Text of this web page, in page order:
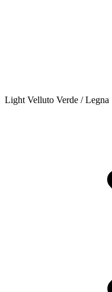
Light Velluto Verde / Legna